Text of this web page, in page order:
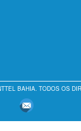
BAHIA. TODOS OS